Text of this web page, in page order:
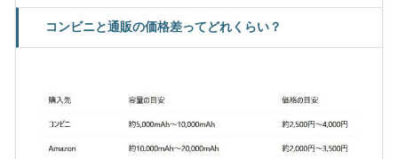
コンビニと通販の価格差ってどれくらい？